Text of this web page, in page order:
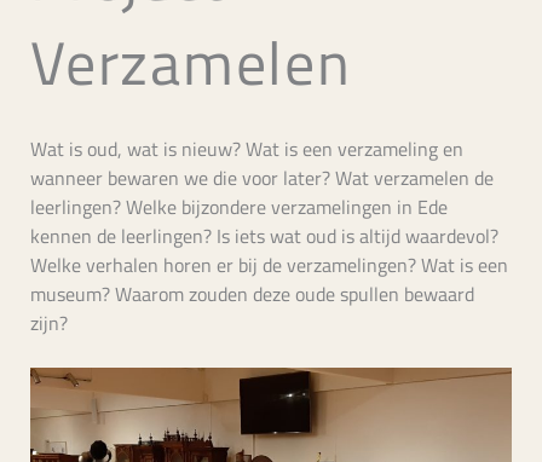
Verzamelen
Wat is oud, wat is nieuw? Wat is een verzameling en
wanneer bewaren we die voor later? Wat verzamelen de
leerlingen? Welke bijzondere verzamelingen in Ede
kennen de leerlingen? Is iets wat oud is altijd waardevol?
Welke verhalen horen er bij de verzamelingen? Wat is een
museum? Waarom zouden deze oude spullen bewaard
zijn?